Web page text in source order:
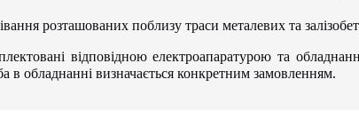
розташованих поблизу траси металевих та
відповідною електроапаратурою та
в обладнанні визначається конкретним замовленням.